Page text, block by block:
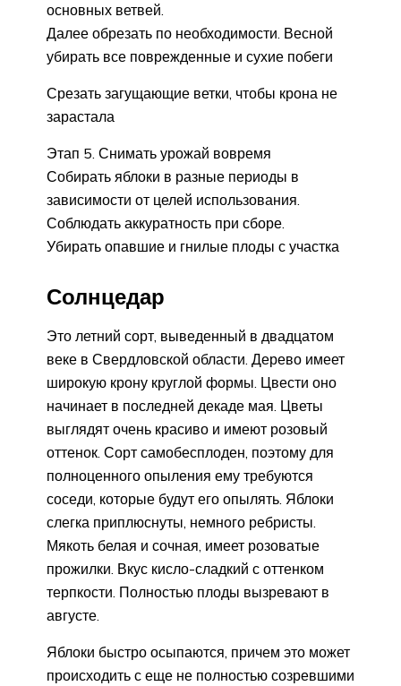
основных ветвей.
Далее обрезать по необходимости. Весной
убирать все поврежденные и сухие побеги
Срезать загущающие ветки, чтобы крона не
зарастала
Этап 5. Снимать урожай вовремя
Собирать яблоки в разные периоды в
зависимости от целей использования.
Соблюдать аккуратность при сборе.
Убирать опавшие и гнилые плоды с участка
Солнцедар
Это летний сорт, выведенный в двадцатом
веке в Свердловской области. Дерево имеет
широкую крону круглой формы. Цвести оно
начинает в последней декаде мая. Цветы
выглядят очень красиво и имеют розовый
оттенок. Сорт самобесплоден, поэтому для
полноценного опыления ему требуются
соседи, которые будут его опылять. Яблоки
слегка приплюснуты, немного ребристы.
Мякоть белая и сочная, имеет розоватые
прожилки. Вкус кисло-сладкий с оттенком
терпкости. Полностью плоды вызревают в
августе.
Яблоки быстро осыпаются, причем это может
происходить с еще не полностью созревшими